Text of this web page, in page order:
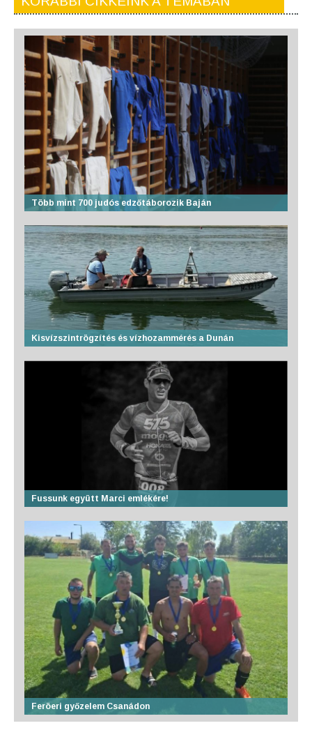
Több mint 700 judós edzőtáborozik Baján
Kisvízszintrögzítés és vízhozammérés a Dunán
Fussunk együtt Marci emlékére!
Feröeri győzelem Csanádon